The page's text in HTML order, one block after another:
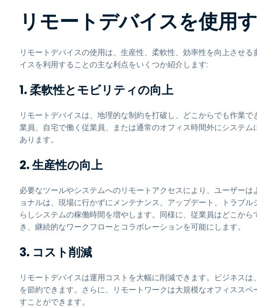
リモートデバイスを使用
リモートデバイスの使用は、生産性、柔軟性、効率性を向上させ
イスを利用することの主な利点をいくつか紹介します:
1. 柔軟性とモビリティの向上
リモートデバイスは、地理的な制約を打破し、どこからでも作業
業員、自宅で働く従業員、または通常のオフィス時間外にシステ
あります。
2. 生産性の向上
必要なツールやシステムへのリモートアクセスにより、ユーザー
ョナルは、現場に行かずにメンテナンス、アップデート、トラブ
らしシステムの稼働時間を増やします。同様に、従業員はどこか
き、継続的なワークフローとコラボレーションを可能にします。
3. コスト削減
リモートデバイスは運用コストを大幅に削減できます。ビジネス
を節約できます。さらに、リモートワークは大規模なオフィスス
すことができます。